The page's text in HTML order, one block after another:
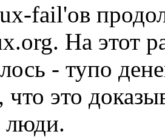
fail'ов
На этот
- тупо
это
люди.